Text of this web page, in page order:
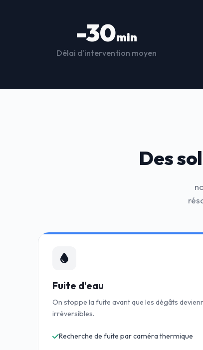
-30min
Délai d'intervention moyen
Des
Fuite d'eau
On stoppe la fuite avant que les dégâts
irréversibles.
Recherche de fuite par caméra thermique